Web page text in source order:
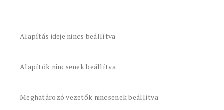
Alapítás ideje nincs beállítva
Alapítók nincsenek beállítva
Meghatározó vezetők nincsenek beállítva